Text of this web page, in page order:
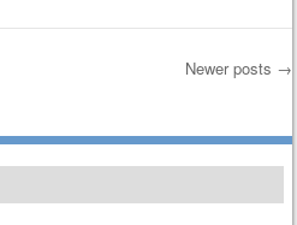
Newer posts →